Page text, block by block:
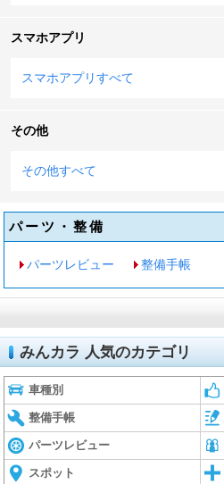
スマホアプリ
スマホアプリすべて
その他
その他すべて
パーツ・整備
パーツレビュー 整備手帳
みんカラ 人気のカテゴリ
車種別
整備手帳
パーツレビュー
スポット